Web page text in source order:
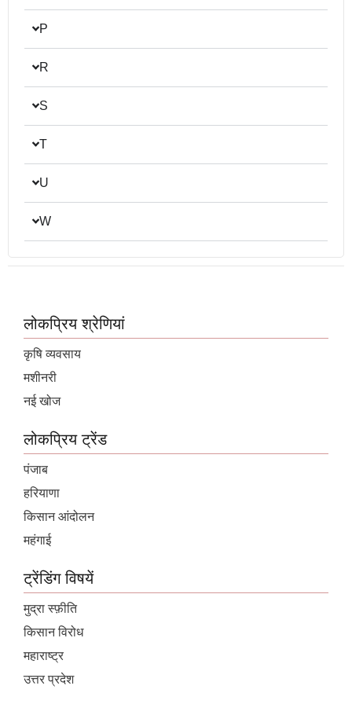
P
R
S
T
U
W
लोकप्रिय श्रेणियां
कृषि व्यवसाय
मशीनरी
नई खोज
लोकप्रिय ट्रेंड
पंजाब
हरियाणा
किसान आंदोलन
महंगाई
ट्रेंडिंग विषयें
मुद्रा स्फ़ीति
किसान विरोध
महाराष्ट्र
उत्तर प्रदेश